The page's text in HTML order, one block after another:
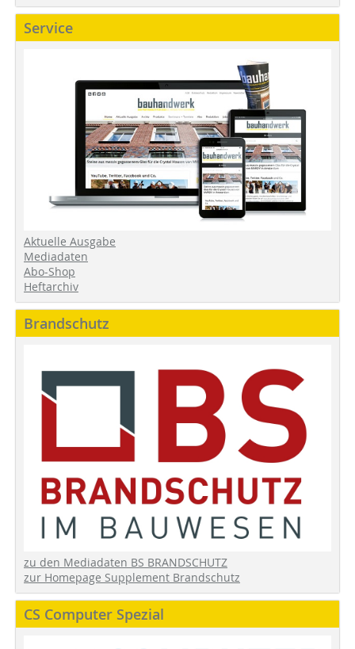
Service
Aktuelle Ausgabe
Mediadaten
Abo-Shop
Heftarchiv
Brandschutz
zu den Mediadaten BS BRANDSCHUTZ
zur Homepage Supplement Brandschutz
CS Computer Spezial